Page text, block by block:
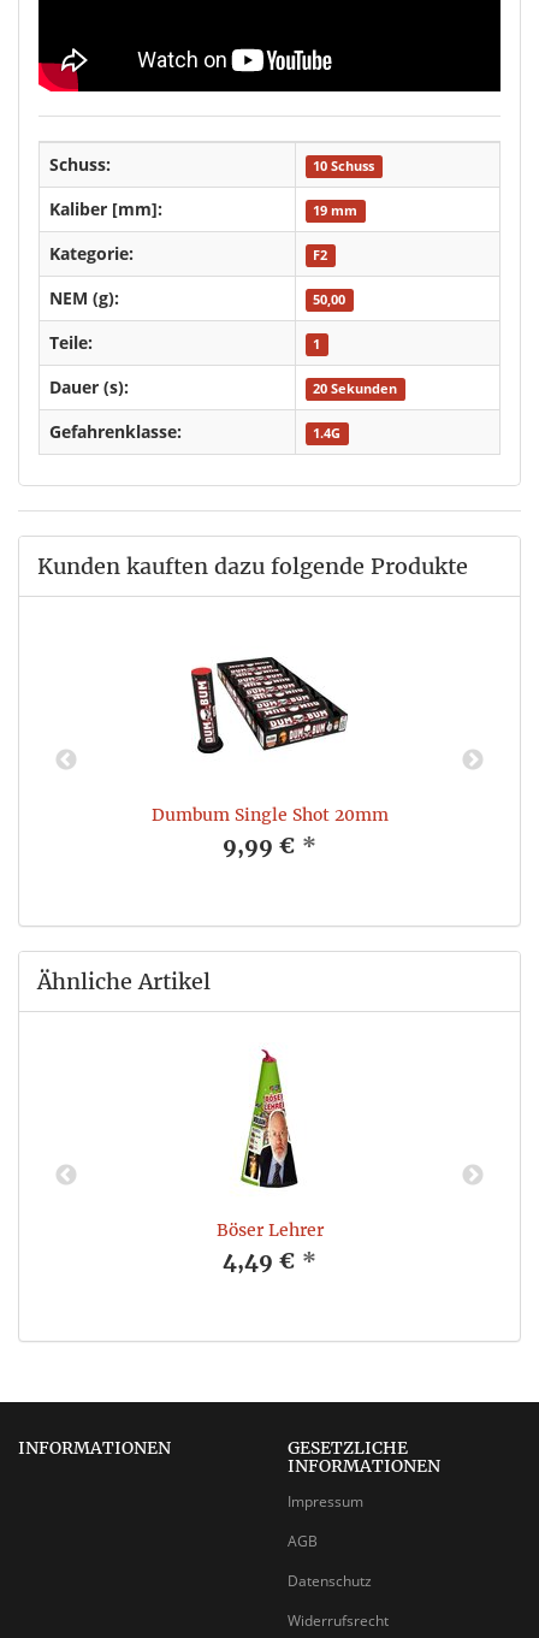
Schuss: 10 Schuss
Kaliber [mm]: 19 mm
Kategorie: F2
NEM (g): 50,00
Teile: 1
Dauer (s): 20 Sekunden
Gefahrenklasse: 1.4G
Kunden kauften dazu folgende Produkte
Dumbum Single Shot 20mm
9,99 € *
Ähnliche Artikel
Böser Lehrer
4,49 € *
INFORMATIONEN
GESETZLICHE
INFORMATIONEN
Impressum
AGB
Datenschutz
Widerrufsrecht